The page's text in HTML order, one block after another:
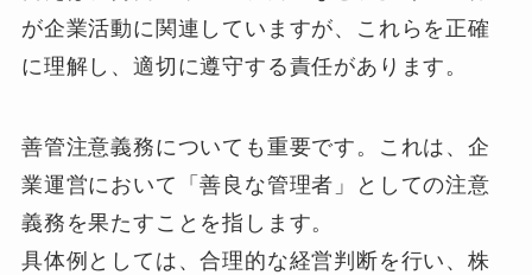
が企業活動に関連していますが、これらを正確
に理解し、適切に遵守する責任があります。
善管注意義務についても重要です。これは、企
業運営において「善良な管理者」としての注意
義務を果たすことを指します。
具体例としては、合理的な経営判断を行い、株